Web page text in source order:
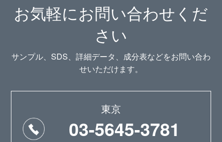
お気軽にお問い合わせくだ
さい
サンプル、SDS、詳細データ、成分表などをお問い合わ
せいただけます。
東京
03-5645-3781